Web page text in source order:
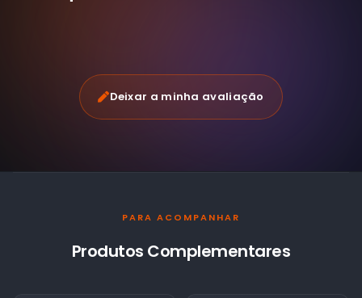
Deixar a minha avaliação
PARA ACOMPANHAR
Produtos Complementares